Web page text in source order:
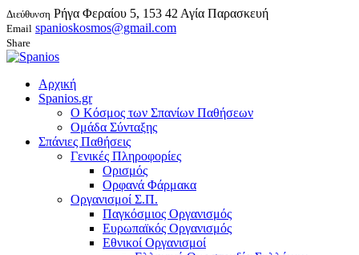
Διεύθυνση Ρήγα Φεραίου 5, 153 42 Αγία Παρασκευή
Email spanioskosmos@gmail.com
Share
Αρχική
Spanios.gr
Ο Κόσμος των Σπανίων Παθήσεων
Ομάδα Σύνταξης
Σπάνιες Παθήσεις
Γενικές Πληροφορίες
Ορισμός
Ορφανά Φάρμακα
Οργανισμοί Σ.Π.
Παγκόσμιος Οργανισμός
Ευρωπαϊκός Οργανισμός
Εθνικοί Οργανισμοί